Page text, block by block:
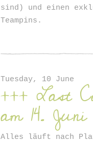
sind) und einen
Teampins.
Tuesday, 10 June
+++ Last
am 14.
Alles läuft nach